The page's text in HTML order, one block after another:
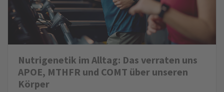
Nutrigenetik im Alltag: Das verraten uns
APOE, MTHFR und COMT über unseren
Körper